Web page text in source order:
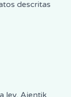
descritas
ley, Ajentik